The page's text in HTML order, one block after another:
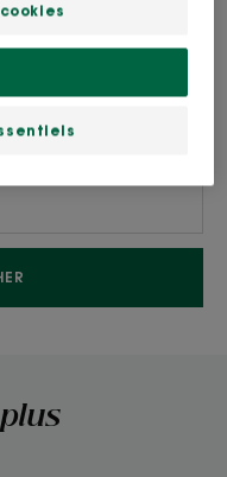
Menthe BIO"
gamme ou type